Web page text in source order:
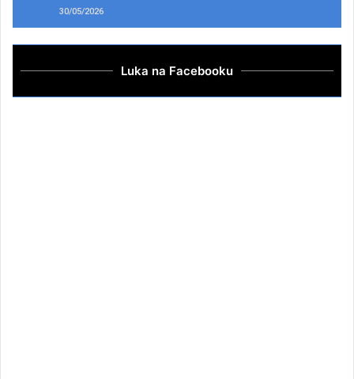
30/05/2026
Luka na Facebooku